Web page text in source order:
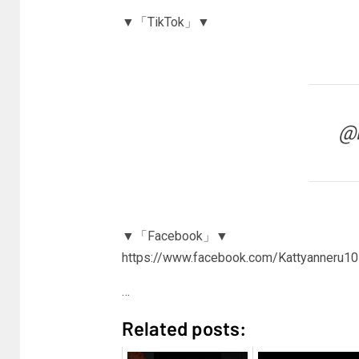
▼「TikTok」▼
▼「Facebook」▼
https://www.facebook.com/
…
Related posts: